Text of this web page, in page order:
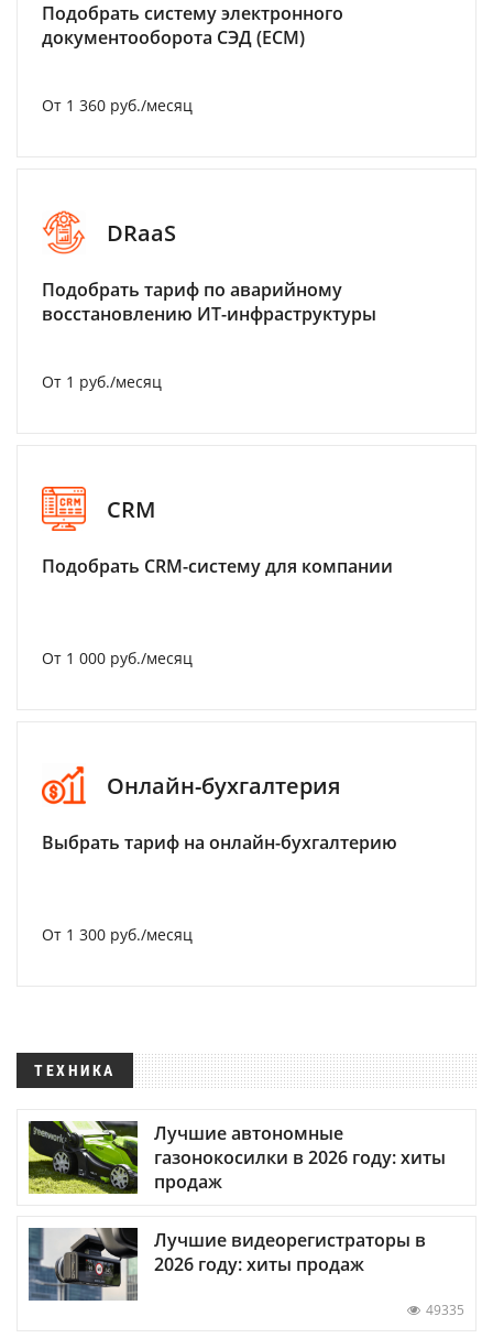
Подобрать систему электронного
документооборота СЭД (ECM)
От 1 360 руб./месяц
DRaaS
Подобрать тариф по аварийному
восстановлению ИТ-инфраструктуры
От 1 руб./месяц
CRM
Подобрать CRM-систему для компании
От 1 000 руб./месяц
Онлайн-бухгалтерия
Выбрать тариф на онлайн-бухгалтерию
От 1 300 руб./месяц
ТЕХНИКА
Лучшие автономные
газонокосилки в 2026 году: хиты
продаж
Лучшие видеорегистраторы в
2026 году: хиты продаж
49335